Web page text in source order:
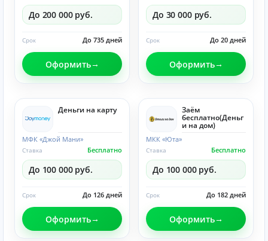
До 200 000 руб.
До 735 дней
Срок
Оформить
До 30 000 руб.
До 20 дней
Срок
Оформить
Деньги на карту
МФК «Джой Мани»
Бесплатно
Ставка
До 100 000 руб.
До 126 дней
Срок
Оформить
Заём
бесплатно(Деньг
и на дом)
МКК «Юта»
Бесплатно
Ставка
До 100 000 руб.
До 182 дней
Срок
Оформить